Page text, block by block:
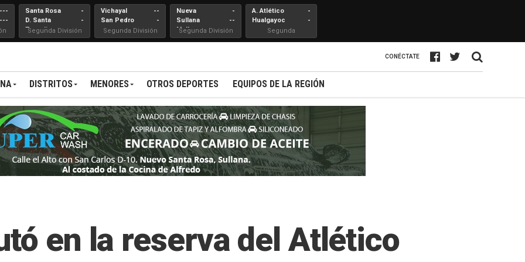
---
---
Santa Rosa
D. Santa
Teresita
-
-
Segunda División
Vichayal
San Pedro
--
-
Segunda División
Nueva
Sullana
Mallares
-
--
Segunda División
A. Atlético
Hualgayoc
-
-
Segunda
Profesional
CONÉCTATE
DISTRITOS MENORES OTROS DEPORTES EQUIPOS DE LA REGIÓN
en la reserva del Atlético